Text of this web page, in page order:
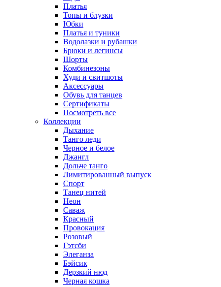
Платья
Топы и блузки
Юбки
Платья и туники
Водолазки и рубашки
Брюки и легинсы
Шорты
Комбинезоны
Худи и свитшоты
Аксессуары
Обувь для танцев
Сертификаты
Посмотреть все
Коллекции
Дыхание
Танго леди
Черное и белое
Джангл
Дольче танго
Лимитированный выпуск
Спорт
Танец нитей
Неон
Саваж
Красный
Провокация
Розовый
Гэтсби
Элеганза
Бэйсик
Дерзкий нюд
Черная кошка